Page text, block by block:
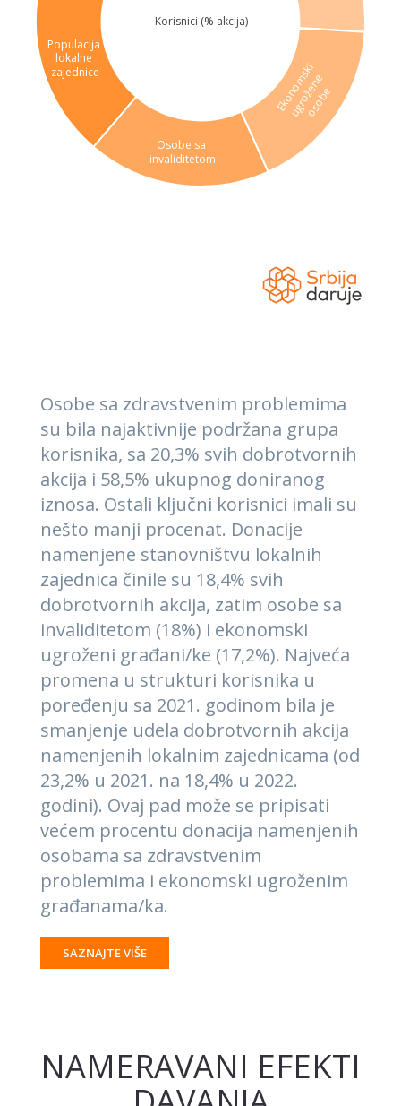
Osobe sa zdravstvenim problemima
su bila najaktivnije podržana grupa
korisnika, sa 20,3% svih dobrotvornih
akcija i 58,5% ukupnog doniranog
iznosa. Ostali ključni korisnici imali su
nešto manji procenat. Donacije
namenjene stanovništvu lokalnih
zajednica činile su 18,4% svih
dobrotvornih akcija, zatim osobe sa
invaliditetom (18%) i ekonomski
ugroženi građani/ke (17,2%). Najveća
promena u strukturi korisnika u
poređenju sa 2021. godinom bila je
smanjenje udela dobrotvornih akcija
namenjenih lokalnim zajednicama (od
23,2% u 2021. na 18,4% u 2022.
godini). Ovaj pad može se pripisati
većem procentu donacija namenjenih
osobama sa zdravstvenim
problemima i ekonomski ugroženim
građanama/ka.
SAZNAJTE VIŠE
NAMERAVANI EFEKTI